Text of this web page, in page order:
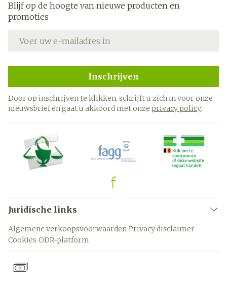
Blijf op de hoogte van nieuwe producten en
promoties
Inschrijven
Door op inschrijven te klikken, schrijft u zich in voor onze
nieuwsbrief en gaat u akkoord met onze privacy policy.
Juridische links
Algemene verkoopsvoorwaarden Privacy disclaimer
Cookies ODR-platform